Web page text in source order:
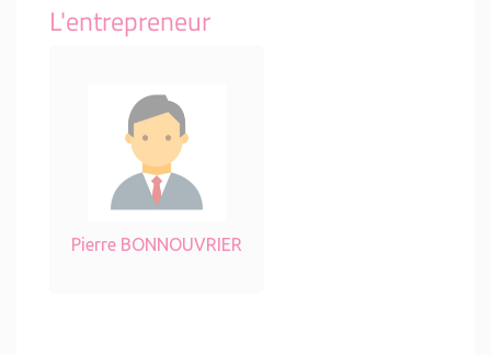
L'entrepreneur
Pierre BONNOUVRIER